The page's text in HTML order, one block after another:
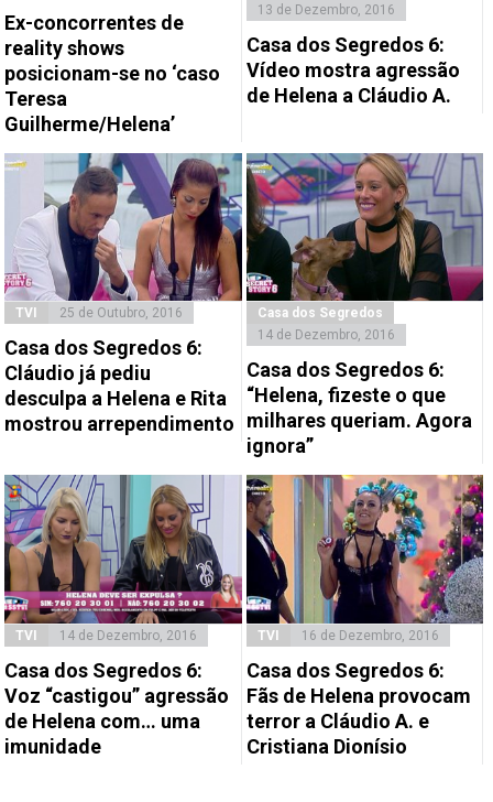
Ex-concorrentes de
reality shows
posicionam-se no ‘caso
Teresa
Guilherme/Helena’
13 de Dezembro, 2016
Casa dos Segredos 6:
Vídeo mostra agressão
de Helena a Cláudio A.
TVI 25 de Outubro, 2016
Casa dos Segredos 6:
Cláudio já pediu
desculpa a Helena e Rita
mostrou arrependimento
Casa dos Segredos
14 de Dezembro, 2016
Casa dos Segredos 6:
“Helena, fizeste o que
milhares queriam. Agora
ignora”
TVI 14 de Dezembro, 2016
Casa dos Segredos 6:
Voz “castigou” agressão
de Helena com… uma
imunidade
TVI 16 de Dezembro, 2016
Casa dos Segredos 6:
Fãs de Helena provocam
terror a Cláudio A. e
Cristiana Dionísio